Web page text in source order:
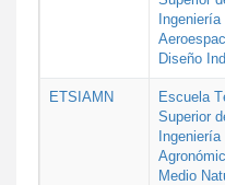
Ingeniería
Diseño
ETSIAMN
Escuela
Superior
Ingeniería
Medio